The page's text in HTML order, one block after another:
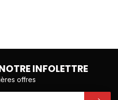
INFOLETTRE
offres